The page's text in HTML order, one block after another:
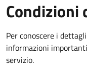
Condizioni
Per conoscere i
informazioni
servizio.